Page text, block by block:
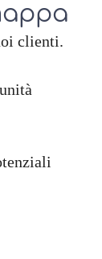
clienti.